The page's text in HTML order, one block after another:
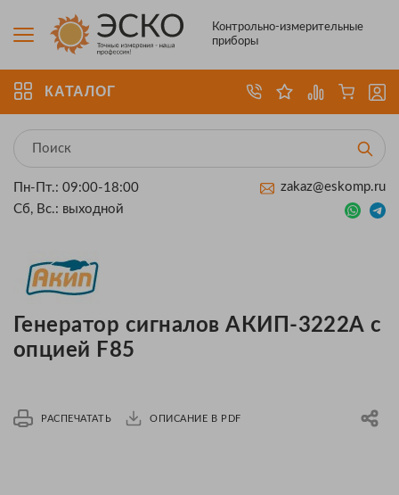
Контрольно-измерительные
приборы
КАТАЛОГ
Пн-Пт.: 09:00-18:00
Сб, Вс.: выходной
zakaz@eskomp.ru
Генератор сигналов АКИП-3222А с
опцией F85
РАСПЕЧАТАТЬ ОПИСАНИЕ В PDF